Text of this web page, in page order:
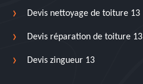
Devis nettoyage de toiture 13
Devis réparation de toiture 13
Devis zingueur 13